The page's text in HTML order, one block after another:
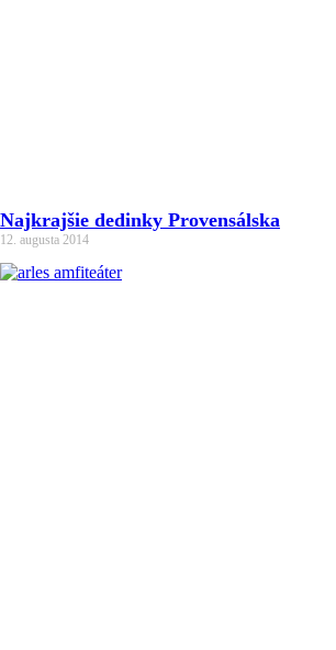
Najkrajšie dedinky Provensálska
12. augusta 2014